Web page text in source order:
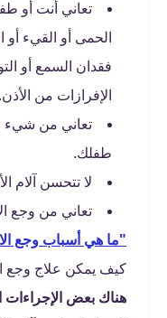
تعاني أنت أو
الحمى أو القيء أو
فقدان السمع أو
الإفرازات من الأذن.
تعاني من شيء
طفلك.
لا تتحسن آلام
تعاني من وجع
"ما هي أسباب وجع
كيف يمكن علاج وجع
هناك بعض الإجراءات